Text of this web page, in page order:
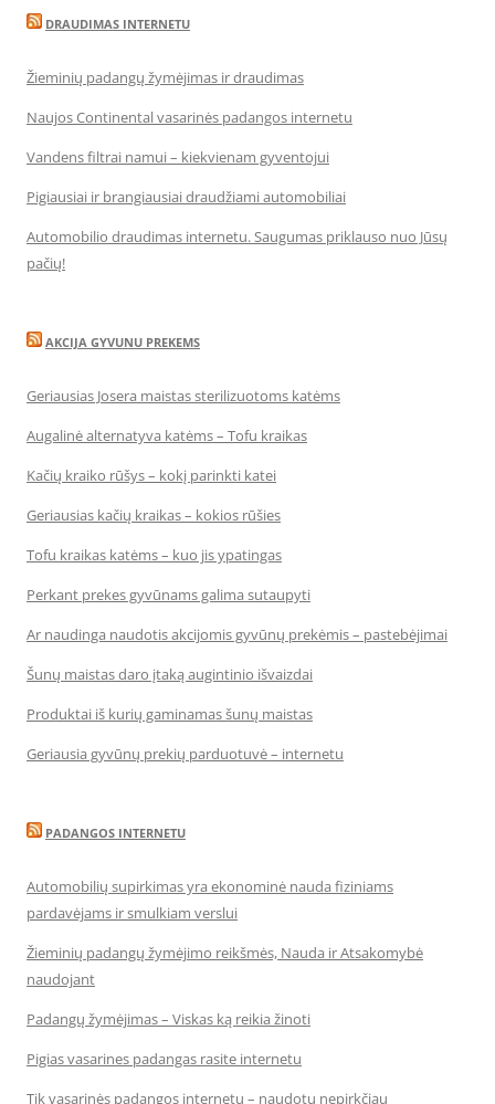
DRAUDIMAS INTERNETU
Žieminių padangų žymėjimas ir draudimas
Naujos Continental vasarinės padangos internetu
Vandens filtrai namui – kiekvienam gyventojui
Pigiausiai ir brangiausiai draudžiami automobiliai
Automobilio draudimas internetu. Saugumas priklauso nuo Jūsų
pačių!
AKCIJA GYVUNU PREKEMS
Geriausias Josera maistas sterilizuotoms katėms
Augalinė alternatyva katėms – Tofu kraikas
Kačių kraiko rūšys – kokį parinkti katei
Geriausias kačių kraikas – kokios rūšies
Tofu kraikas katėms – kuo jis ypatingas
Perkant prekes gyvūnams galima sutaupyti
Ar naudinga naudotis akcijomis gyvūnų prekėmis – pastebėjimai
Šunų maistas daro įtaką augintinio išvaizdai
Produktai iš kurių gaminamas šunų maistas
Geriausia gyvūnų prekių parduotuvė – internetu
PADANGOS INTERNETU
Automobilių supirkimas yra ekonominė nauda fiziniams
pardavėjams ir smulkiam verslui
Žieminių padangų žymėjimo reikšmės, Nauda ir Atsakomybė
naudojant
Padangų žymėjimas – Viskas ką reikia žinoti
Pigias vasarines padangas rasite internetu
Tik vasarinės padangos internetu – naudotų nepirkčiau